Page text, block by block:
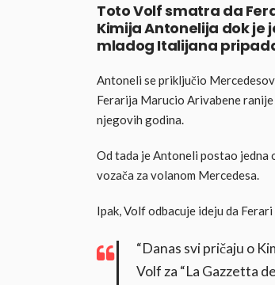
Toto Volf smatra da
Kimija Antonelija dok je
mladog Italijana
Antoneli se priključio
Ferarija Marucio Arivabene
njegovih godina.
Od tada je Antoneli postao jedna
vozača za volanom Mercedesa.
Ipak, Volf odbacuje ideju da
“Danas svi pričaju o
Volf za “La Gazzetta